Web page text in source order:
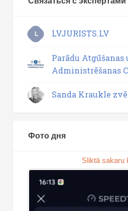
L LVJURISTS.LV
Parādu Atgūšanas
Administrēšanas
Sanda Kraukle
Фото дня
Sliktā sakaru